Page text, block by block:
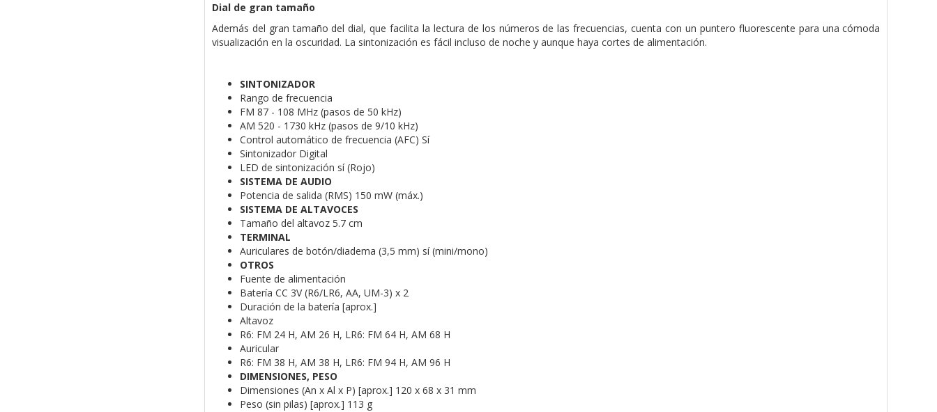
Dial de gran tamaño
Además del gran tamaño del dial, que facilita la lectura de los números de las frecuencias, cuenta con un puntero fluorescente para una cómoda
visualización en la oscuridad. La sintonización es fácil incluso de noche y aunque haya cortes de alimentación.
SINTONIZADOR
Rango de frecuencia
FM 87 - 108 MHz (pasos de 50 kHz)
AM 520 - 1730 kHz (pasos de 9/10 kHz)
Control automático de frecuencia (AFC) Sí
Sintonizador Digital
LED de sintonización sí (Rojo)
SISTEMA DE AUDIO
Potencia de salida (RMS) 150 mW (máx.)
SISTEMA DE ALTAVOCES
Tamaño del altavoz 5.7 cm
TERMINAL
Auriculares de botón/diadema (3,5 mm) sí (mini/mono)
OTROS
Fuente de alimentación
Batería CC 3V (R6/LR6, AA, UM-3) x 2
Duración de la batería [aprox.]
Altavoz
R6: FM 24 H, AM 26 H, LR6: FM 64 H, AM 68 H
Auricular
R6: FM 38 H, AM 38 H, LR6: FM 94 H, AM 96 H
DIMENSIONES, PESO
Dimensiones (An x Al x P) [aprox.] 120 x 68 x 31 mm
Peso (sin pilas) [aprox.] 113 g